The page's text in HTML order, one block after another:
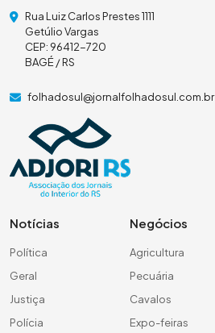
Rua Luiz Carlos Prestes 1111
Getúlio Vargas
CEP: 96412-720
BAGÉ / RS
folhadosul@jornalfolhadosul.com.br
Notícias
Política
Geral
Justiça
Polícia
Negócios
Agricultura
Pecuária
Cavalos
Expo-feiras